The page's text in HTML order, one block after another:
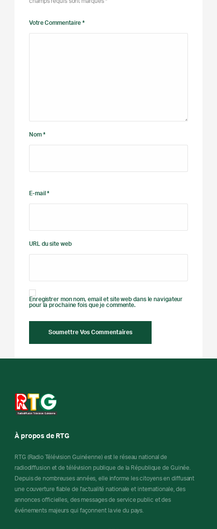
Votre Commentaire *
Nom *
E-mail *
URL du site web
Enregistrer mon nom, email et site web dans le navigateur
pour la prochaine fois que je commente.
À propos de RTG
RTG (Radio Télévision Guinéenne) est le réseau national de
radiodiffusion et de télévision publique de la République de Guinée.
Depuis de nombreuses années, elle informe les citoyens en diffusant
une couverture fiable de l'actualité nationale et internationale, des
annonces officielles, des messages de service public et des
événements majeurs qui façonnent la vie du pays.